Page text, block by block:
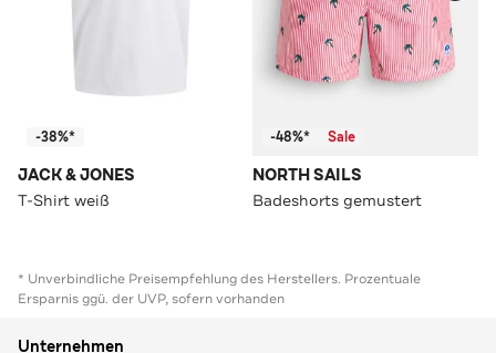
-38%*
JACK & JONES
T-Shirt weiß
-48%* Sale
NORTH SAILS
Badeshorts gemustert
* Unverbindliche Preisempfehlung des Herstellers. Prozentuale
Ersparnis ggü. der UVP, sofern vorhanden
Unternehmen